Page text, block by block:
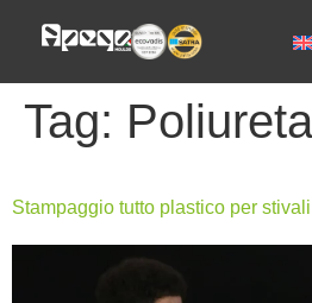
Tag:
Stampaggio tutto plastico per